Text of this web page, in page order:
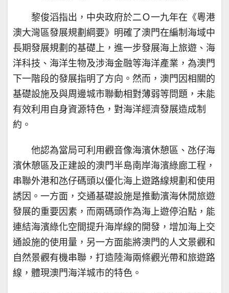
黎俊滔指出，中央政府於二Ｏ一九年在《粵港
澳大灣區發展規劃綱要》明確了澳門在編制海域中
長期發展規劃的基礎上，進一步發展海上旅遊、海
洋科技、海洋生物及涉海金融等海洋產業，為澳門
下一階段的發展指明了方向。然而，澳門因相關的
基礎設施及與周邊城市聯動相對薄弱等問題，未能
有效利用自身資源特色，對海洋經濟發展造成制
約。
他認為當局可利用觀音像海濱休憩區、氹仔海
濱休憩區及正建設的澳門半島南岸海濱綠廊工程，
串聯外港和氹仔碼頭以優化海上遊路線規劃和使用
誘因。一方面，交通基礎設施是推動濱海休閒旅遊
發展的重要因素，而兩碼頭作為海上遊停泊點，能
連結海濱綠化空間提升海岸線的開發，增加海上交
通設施的使用量，另一方面能將澳門的人文景觀和
自然景觀有機串聯，打造陸海兩條觀光帶和旅遊路
線，體現澳門海洋城市的特色。